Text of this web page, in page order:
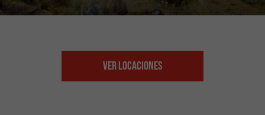
Ver Locaciones